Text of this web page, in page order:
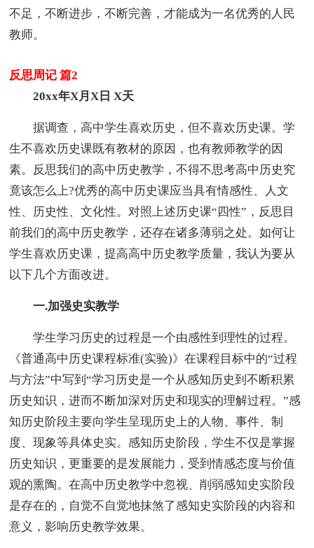
不足，不断进步，不断完善，才能成为一名优秀的人民
教师。
反思周记 篇2
20xx年X月X日 X天
据调查，高中学生喜欢历史，但不喜欢历史课。学
生不喜欢历史课既有教材的原因，也有教师教学的因
素。反思我们的高中历史教学，不得不思考高中历史究
竟该怎么上?优秀的高中历史课应当具有情感性、人文
性、历史性、文化性。对照上述历史课“四性”，反思目
前我们的高中历史教学，还存在诸多薄弱之处。如何让
学生喜欢历史课，提高高中历史教学质量，我认为要从
以下几个方面改进。
一.加强史实教学
学生学习历史的过程是一个由感性到理性的过程。
《普通高中历史课程标准(实验)》在课程目标中的“过程
与方法”中写到“学习历史是一个从感知历史到不断积累
历史知识，进而不断加深对历史和现实的理解过程。”感
知历史阶段主要向学生呈现历史上的人物、事件、制
度、现象等具体史实。感知历史阶段，学生不仅是掌握
历史知识，更重要的是发展能力，受到情感态度与价值
观的熏陶。在高中历史教学中忽视、削弱感知史实阶段
是存在的，自觉不自觉地抹煞了感知史实阶段的内容和
意义，影响历史教学效果。